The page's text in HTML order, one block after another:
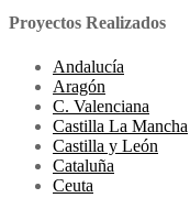
Proyectos Realizados
Andalucía
Aragón
C. Valenciana
Castilla La Mancha
Castilla y León
Cataluña
Ceuta